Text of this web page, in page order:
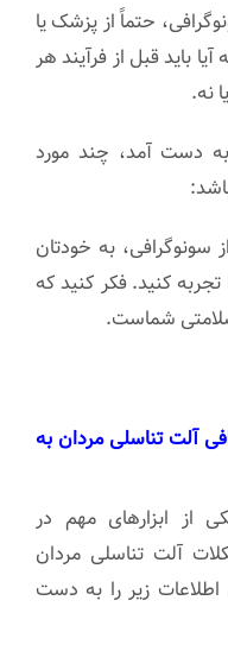
حتماً از پزشک یا
باید قبل از فرآیند هر
نه.
دست آمد، چند مورد
سونوگرافی، به خودتان
تجربه کنید. فکر کنید که
شماست.
آلت تناسلی مردان به
از ابزارهای مهم در
آلت تناسلی مردان
زیر را به دست